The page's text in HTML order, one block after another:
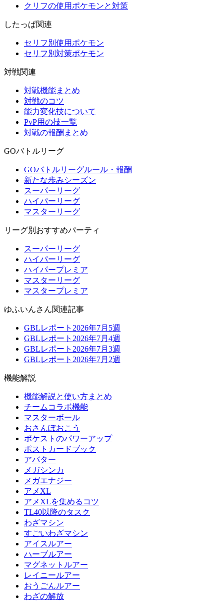
クリフの使用ポケモンと対策
したっぱ関連
セリフ別使用ポケモン
セリフ別対策ポケモン
対戦関連
対戦機能まとめ
対戦のコツ
能力変化技について
PvP用の技一覧
対戦の報酬まとめ
GOバトルリーグ
GOバトルリーグルール・報酬
新たな歩みシーズン
スーパーリーグ
ハイパーリーグ
マスターリーグ
リーグ別おすすめパーティ
スーパーリーグ
ハイパーリーグ
ハイパープレミア
マスターリーグ
マスタープレミア
ゆふいんさん関連記事
GBLレポート2026年7月5週
GBLレポート2026年7月4週
GBLレポート2026年7月3週
GBLレポート2026年7月2週
機能解説
機能解説と使い方まとめ
チームコラボ機能
マスターボール
おさんぽおこう
ポケストのパワーアップ
ポストカードブック
アバター
メガシンカ
メガエナジー
アメXL
アメXLを集めるコツ
TL40以降のタスク
わざマシン
すごいわざマシン
アイスルアー
ハーブルアー
マグネットルアー
レイニールアー
おうごんルアー
わざの解放